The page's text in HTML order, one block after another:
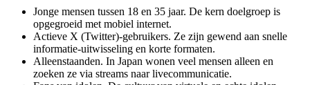
Jonge mensen tussen 18 en 35 jaar. De kern doelgroep is
opgegroeid met mobiel internet.
Actieve X (Twitter)-gebruikers. Ze zijn gewend aan snelle
informatie-uitwisseling en korte formaten.
Alleenstaanden. In Japan wonen veel mensen alleen en
zoeken ze via streams naar livecommunicatie.